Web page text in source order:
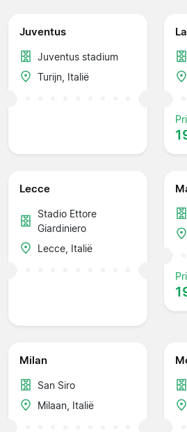
Juventus
Juventus stadium
Turijn, Italië
Lecce
Stadio Ettore
Giardiniero
Lecce, Italië
Milan
San Siro
Milaan, Italië